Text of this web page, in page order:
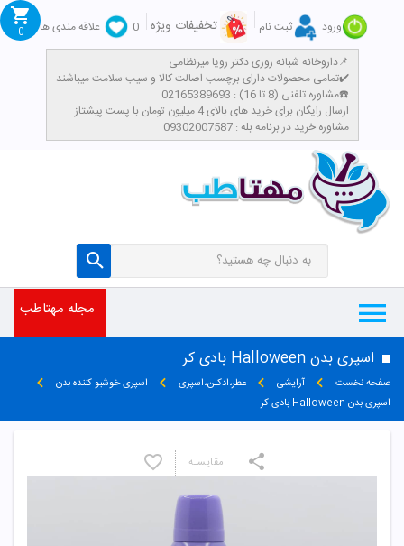
ورود ثبت نام تخفیفات ویژه 0
علاقه مندی ها
داروخانه شبانه روزی دکتر رویا میرنظامی📌
تمامی محصولات دارای برچسب اصالت کالا و سیب سلامت میباشند✔️
مشاوره تلفنی (8 تا 16) : 02165389693☎️
​ارسال رایگان برای خرید های بالای 4 میلیون تومان با پست پیشتاز
مشاوره خرید در برنامه بله : 09302007587
0
مجله مهتاطب
اسپری بدن Halloween بادی کر
صفحه نخست آرایشی عطر،ادکلن،اسپری
اسپری خوشبو کننده بدن
اسپری بدن Halloween بادی کر
مقایسـه